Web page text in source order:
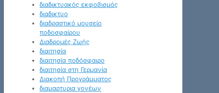
διαδικτυακός εκφοβισμός
διαδικτυο
διαδραστικό μουσείο
ποδοσφαίρου
Διαδρομές Ζωής
διαιτησία
διαιτησία ποδόσφαιρο
διαιτησία στη Γερμανία
Διακοπή Προγράμματος
διαμαρτυρια γονέων